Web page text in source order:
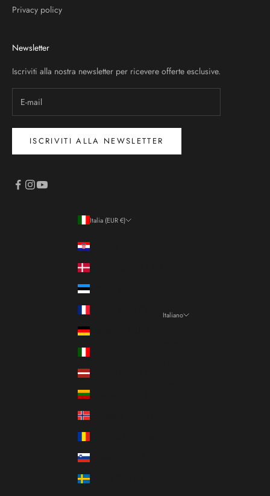
Privacy policy
Newsletter
Iscriviti alla nostra newsletter per ricevere offerte esclusive.
ISCRIVITI ALLA NEWSLETTER
Italia (EUR €)
Croazia (EUR €)
Danimarca (DKK kr.)
Estonia (EUR €)
Francia (EUR €)
Germania (EUR €)
Italia (EUR €)
Lettonia (EUR €)
Lituania (EUR €)
Norvegia (EUR €)
Romania (RON Lei)
Slovenia (EUR €)
Svezia (SEK kr)
Italiano